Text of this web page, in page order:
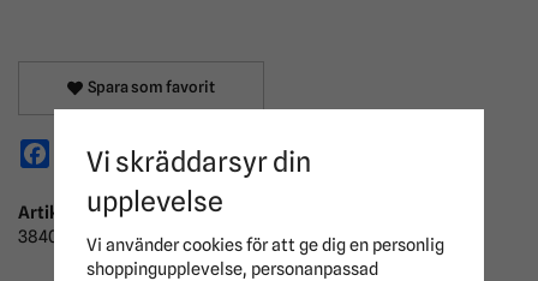
Spara som favorit
Facebook
X EmailPinterest
Artikelnummer:
3840300
Vi skräddarsyr din
upplevelse
Vi använder cookies för att ge dig en personlig
shoppingupplevelse, personanpassad